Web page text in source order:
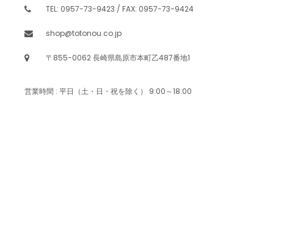
TEL: 0957-73-9423 / FAX: 0957-73-9424
shop@totonou.co.jp
〒855-0062 長崎県島原市本町乙487番地1
営業時間 : 平日（土・日・祝を除く） 9:00～18:00